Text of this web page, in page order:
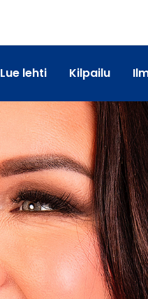
Lue lehti Kilpailu